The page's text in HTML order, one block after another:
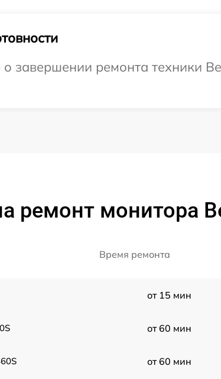
завершении ремонта техники
ремонт монитора
Время ремонта
от 15 мин
от 60 мин
от 60 мин